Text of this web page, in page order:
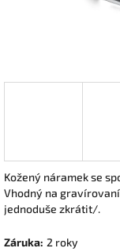
Kožený náramek se
Vhodný na
jednoduše zkrátit/.
Záruka: 2 roky